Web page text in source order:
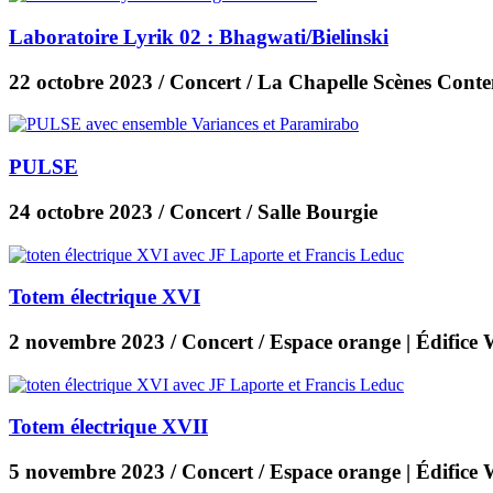
Laboratoire Lyrik 02 : Bhagwati/Bielinski
22 octobre 2023 / Concert / La Chapelle Scènes
PULSE
24 octobre 2023 / Concert / Salle Bourgie
Totem électrique XVI
2 novembre 2023 / Concert / Espace orange | Édifice
Totem électrique XVII
5 novembre 2023 / Concert / Espace orange | Édifice